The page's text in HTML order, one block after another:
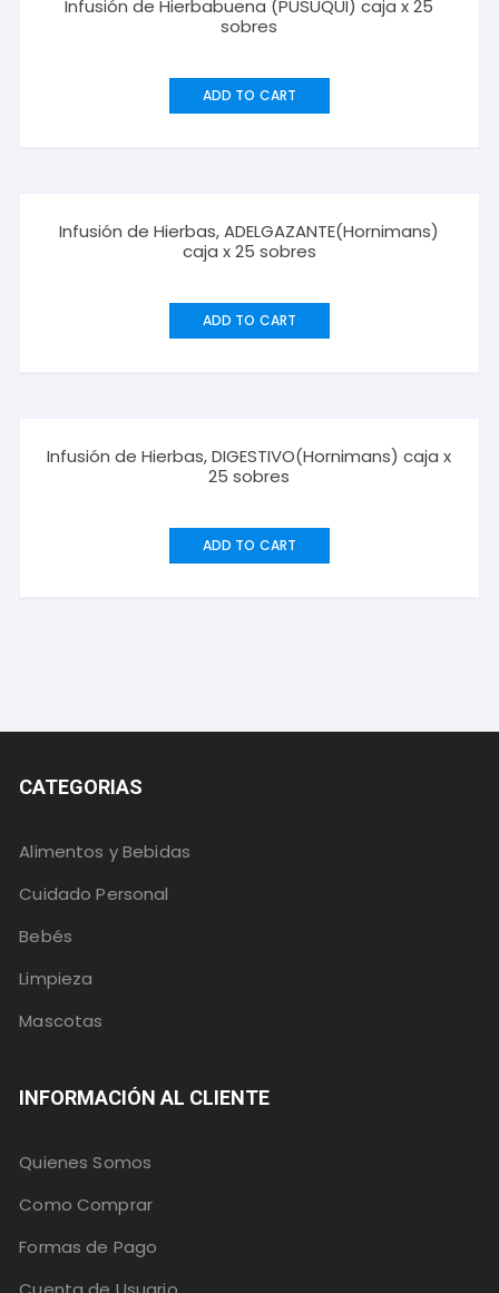
Infusión de Hierbabuena (PUSUQUI) caja x 25
sobres
ADD TO CART
Infusión de Hierbas, ADELGAZANTE(Hornimans)
caja x 25 sobres
ADD TO CART
Infusión de Hierbas, DIGESTIVO(Hornimans) caja x
25 sobres
ADD TO CART
CATEGORIAS
Alimentos y Bebidas
Cuidado Personal
Bebés
Limpieza
Mascotas
INFORMACIÓN AL CLIENTE
Quienes Somos
Como Comprar
Formas de Pago